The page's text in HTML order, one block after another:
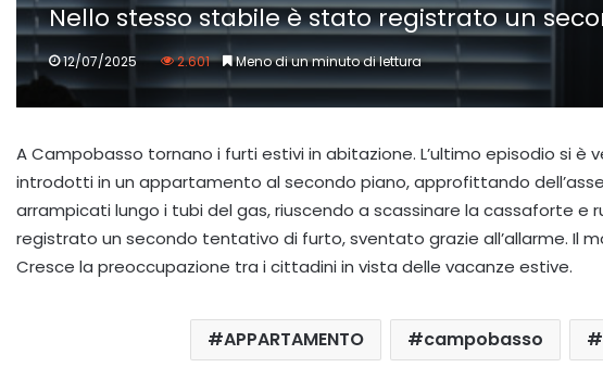
Nello stesso stabile è stato registrato un
12/07/2025 2.601 Meno di un minuto di lettura
A Campobasso tornano i furti estivi in abitazione. L’ultimo episodio si è
introdotti in un appartamento al secondo piano, approfittando
arrampicati lungo i tubi del gas, riuscendo a scassinare la cassaforte
registrato un secondo tentativo di furto, sventato grazie all’allarme. Il
Cresce la preoccupazione tra i cittadini in vista delle vacanze estive.
APPARTAMENTO campobasso